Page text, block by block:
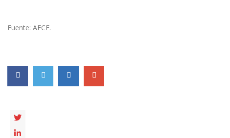
Fuente: AECE.